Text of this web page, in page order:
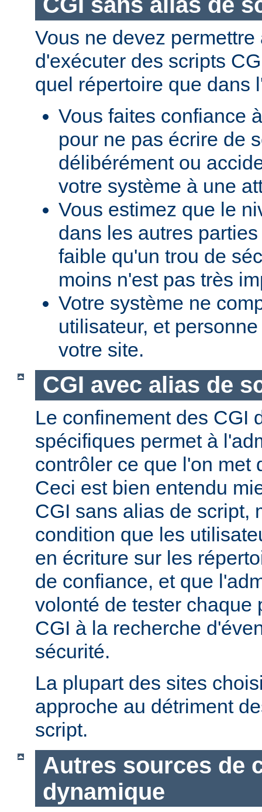
Vous ne devez
d'exécuter des scripts
quel répertoire que dans
Vous faites confiance
pour ne pas écrire de
délibérément ou
votre système à une
Vous estimez que le
dans les autres
faible qu'un trou de
moins n'est pas très
Votre système ne
utilisateur, et
votre site.
CGI avec alias de
Le confinement des CGI
spécifiques permet à
contrôler ce que l'on met
Ceci est bien entendu
CGI sans alias de script,
condition que les
en écriture sur les
de confiance, et que
volonté de tester chaque
CGI à la recherche
sécurité.
La plupart des sites
approche au détriment
script.
Autres sources de
dynamique